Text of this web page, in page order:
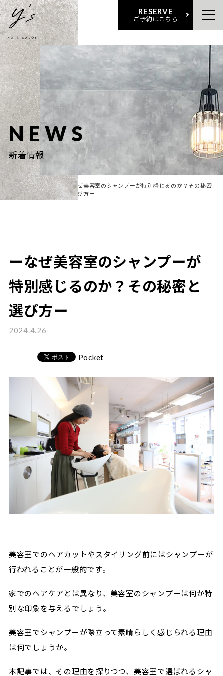
RESERVE
ご予約はこちら
NEWS
新着情報
ホー
ム
新着情
報
ーなぜ美容室のシャンプーが特別感じるのか？その秘密
と選び方ー
ーなぜ美容室のシャンプーが
特別感じるのか？その秘密と
選び方ー
2024.4.26
Pocket
美容室でのヘアカットやスタイリング前にはシャンプーが
行われることが一般的です。
家でのヘアケアとは異なり、美容室のシャンプーは何か特
別な印象を与えるでしょう。
美容室でシャンプーが際立って素晴らしく感じられる理由
は何でしょうか。
本記事では、その理由を探りつつ、美容室で選ばれるシャ